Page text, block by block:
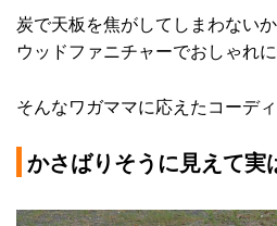
炭で天板を焦がしてしまわない
ウッドファニチャーでおしゃれ
そんなワガママに応えたコーデ
かさばりそうに見えて実